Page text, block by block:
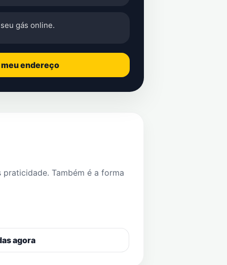
gás online.
endereço
Também é a forma
agora